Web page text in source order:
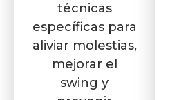
técnicas
específicas para
aliviar molestias,
mejorar el
swing y